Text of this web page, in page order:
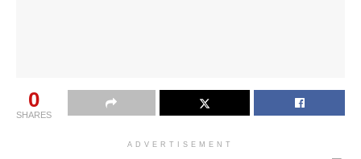
0
SHARES
ADVERTISEMENT